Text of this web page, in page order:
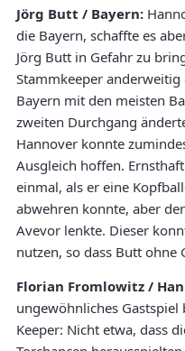
Jörg Butt / Bayern:
die Bayern, schaffte es
Jörg Butt in Gefahr zu
Stammkeeper
Bayern mit den meisten
zweiten Durchgang
Hannover konnte
Ausgleich hoffen.
einmal, als er eine
abwehren konnte, aber
Avevor lenkte. Dieser
nutzen, so dass Butt ohne
Florian Fromlowitz /
ungewöhnliches
Keeper: Nicht etwa, dass